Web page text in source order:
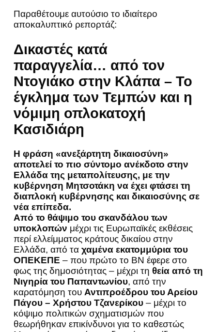
Παραθέτουμε αυτούσιο το ιδιαίτερο
αποκαλυπτικό ρεπορτάζ:
Δικαστές κατά
παραγγελία… από τον
Ντογιάκο στην Κλάπα – Το
έγκλημα των Τεμπών και η
νόμιμη οπλοκατοχή
Κασιδιάρη
Η φράση «ανεξάρτητη δικαιοσύνη»
αποτελεί το πιο σύντομο ανέκδοτο στην
Ελλάδα της μεταπολίτευσης, με την
κυβέρνηση Μητσοτάκη να έχει φτάσει τη
διαπλοκή κυβέρνησης και δικαιοσύνης σε
νέα επίπεδα.
Από το θάψιμο του σκανδάλου των
υποκλοπών μέχρι τις Ευρωπαϊκές εκθέσεις
περί ελλείμματος κράτους δικαίου στην
Ελλάδα, από τα χαμένα εκατομμύρια του
ΟΠΕΚΕΠΕ – που πρώτο το BN έφερε στο
φως της δημοσιότητας – μέχρι τη θεία από τη
Νιγηρία του Παπαντωνίου, από την
καρατόμηση του Αντιπροέδρου του Αρείου
Πάγου – Χρήστου Τζανερίκου – μέχρι το
κόψιμο πολιτικών σχηματισμών που
θεωρήθηκαν επικίνδυνοι για το καθεστώς